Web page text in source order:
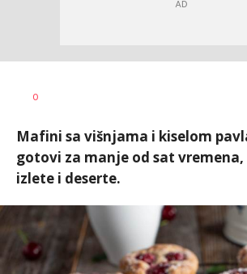
AUTOR
0
Mafini sa višnjama i kiselom
gotovi za manje od sat
izlete i deserte.